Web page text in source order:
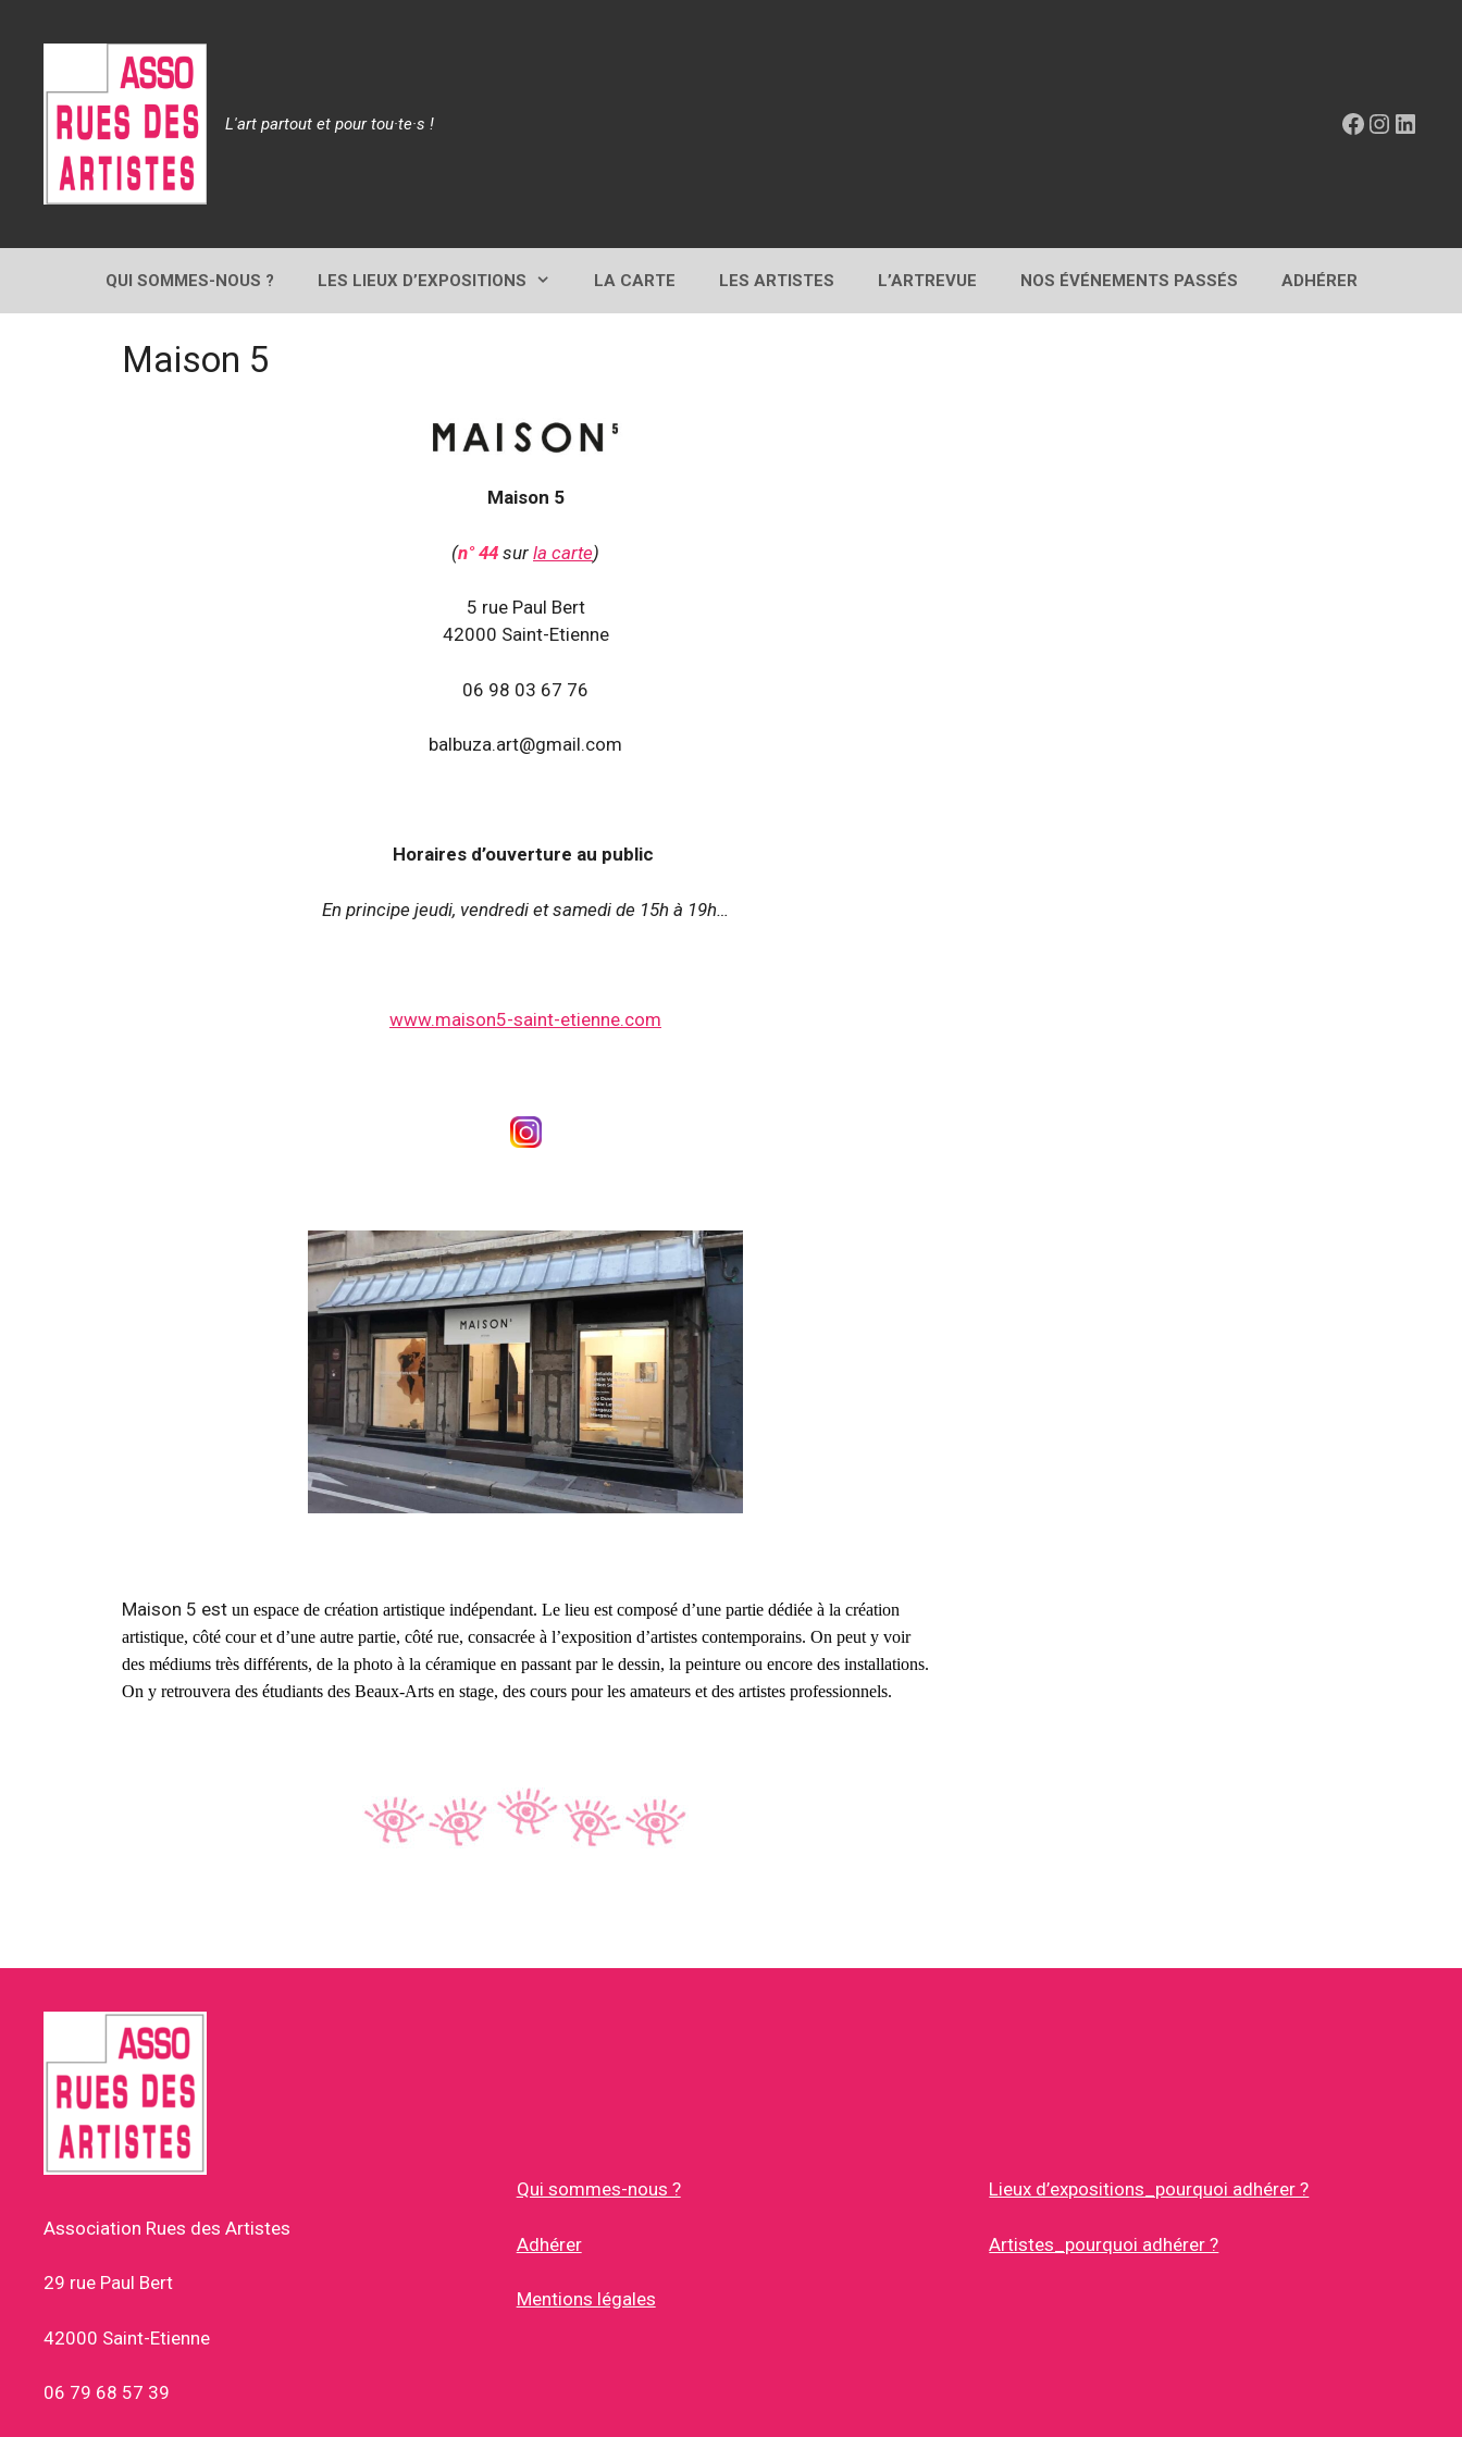
L'art partout et pour tou·te·s ! Facebook
QUI SOMMES-NOUS ? LES LIEUX D’EXPOSITIONS LA CARTE LES ARTISTES L’ARTREVUE NOS ÉVÉNEMENTS PASSÉS ADHÉRER
Maison 5
Maison 5
(n° 44 sur la carte)
5 rue Paul Bert
42000 Saint-Etienne
06 98 03 67 76
balbuza.art@gmail.com
Horaires d’ouverture au public
En principe jeudi, vendredi et samedi de 15h à 19h…
www.maison5-saint-etienne.com
Maison 5 est un espace de création artistique indépendant. Le lieu est composé d’une partie dédiée à la création
artistique, côté cour et d’une autre partie, côté rue, consacrée à l’exposition d’artistes contemporains. On peut y voir
des médiums très différents, de la photo à la céramique en passant par le dessin, la peinture ou encore des installations.
On y retrouvera des étudiants des Beaux-Arts en stage, des cours pour les amateurs et des artistes professionnels.
Association Rues des Artistes
29 rue Paul Bert
42000 Saint-Etienne
06 79 68 57 39
Qui sommes-nous ?
Adhérer
Mentions légales
Lieux d’expositions_pourquoi adhérer ?
Artistes_pourquoi adhérer ?